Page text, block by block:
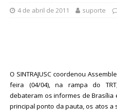
4 de abril de 2011 suporte
O SINTRAJUSC coordenou
feira (04/04), na rampa do
debateram os informes de Brasília
principal ponto da pauta, os atos a